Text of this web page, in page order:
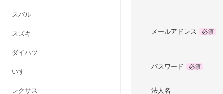
スバル
スズキ
ダイハツ
いすゞ
レクサス
メールアドレス 必須
パスワード 必須
法人名